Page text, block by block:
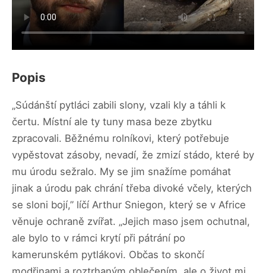
Popis
„Súdánští pytláci zabili slony, vzali kly a táhli k
čertu. Místní ale ty tuny masa beze zbytku
zpracovali. Běžnému rolníkovi, který potřebuje
vypěstovat zásoby, nevadí, že zmizí stádo, které by
mu úrodu sežralo. My se jim snažíme pomáhat
jinak a úrodu pak chrání třeba divoké včely, kterých
se sloni bojí,” líčí Arthur Sniegon, který se v Africe
věnuje ochraně zvířat. „Jejich maso jsem ochutnal,
ale bylo to v rámci krytí při pátrání po
kamerunském pytlákovi. Občas to skončí